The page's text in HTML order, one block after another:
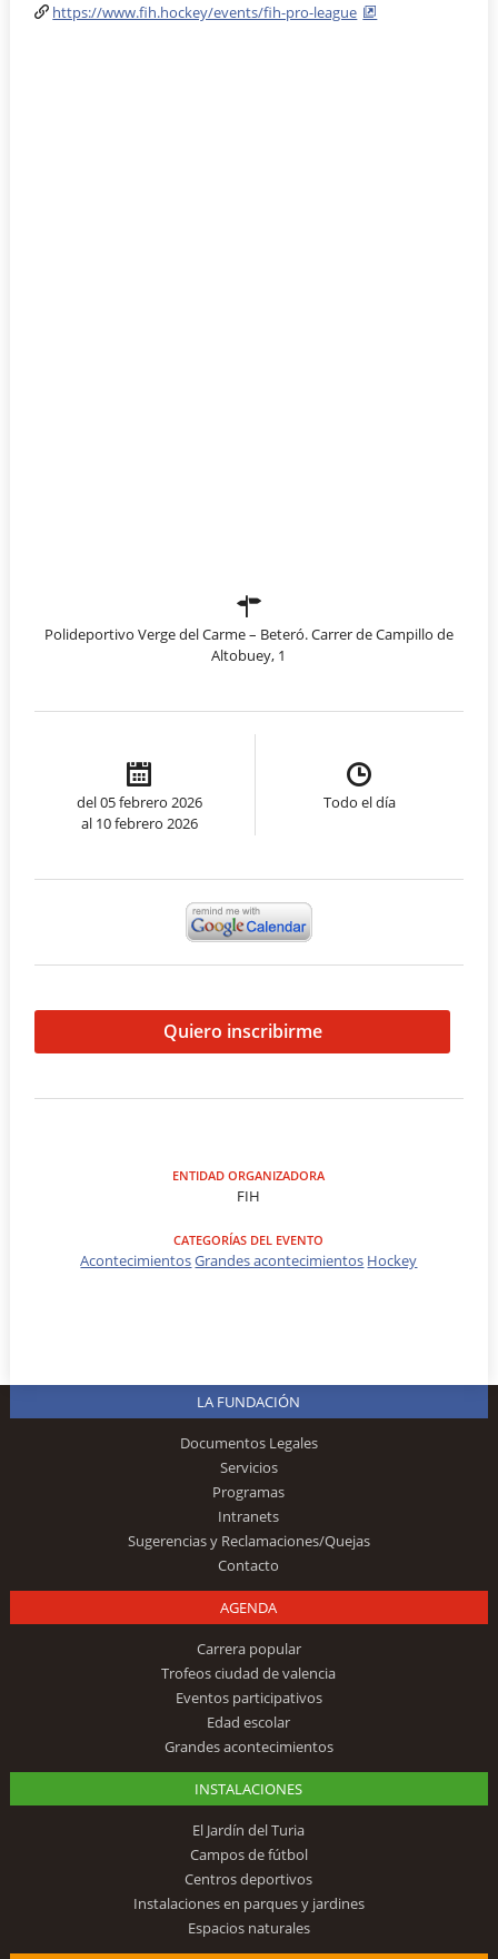
https://www.fih.hockey/events/fih-pro-league
Polideportivo Verge del Carme – Beteró. Carrer de Campillo de
Altobuey, 1
del 05 febrero 2026
al 10 febrero 2026
Todo el día
Quiero inscribirme
ENTIDAD ORGANIZADORA
FIH
CATEGORÍAS DEL EVENTO
AcontecimientosGrandes acontecimientos Hockey
LA FUNDACIÓN
Documentos Legales
Servicios
Programas
Intranets
Sugerencias y Reclamaciones/Quejas
Contacto
AGENDA
Carrera popular
Trofeos ciudad de valencia
Eventos participativos
Edad escolar
Grandes acontecimientos
INSTALACIONES
El Jardín del Turia
Campos de fútbol
Centros deportivos
Instalaciones en parques y jardines
Espacios naturales